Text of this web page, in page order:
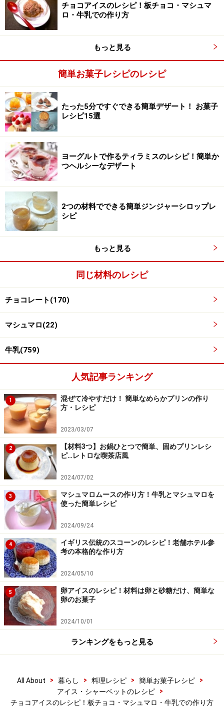
保存容器に入れ、冷やす
保存容器に入れ、あら熱がとれたら冷凍庫に入れ、冷や
します。途中で何度か全体をかき混ぜます。
ワンポイントアドバイス
牛乳の半量を生クリームに替えると、よりリッチな味わ
いのアイスクリームになります。お好みでお試しくださ
いね。
※記事内容は執筆時点のものです。最新の内容をご確認くださ
い。
※衛生面および保存状態に起因して食中毒や体調不良を引き起こ
す場合があります。必ず清潔な状態で、正しい方法で行い、なる
べく早めにお召し上がりください。また、持ち運びの際は保存方
法に注意してください。
【編集部おすすめの購入サイト】
Amazonで人気レシピの書籍をチェック！
楽天市場で人気レシピの書籍をチェック！
チョコアイスのレシピ！板チョコ・マシュマ
ロ・牛乳での作り方
もっと見る
簡単お菓子レシピのレシピ
たった5分ですぐできる簡単デザート！ お菓子
レシピ15選
ヨーグルトで作るティラミスのレシピ！簡単か
つヘルシーなデザート
2つの材料でできる簡単ジンジャーシロップレ
シピ
もっと見る
同じ材料のレシピ
チョコレート(170)
マシュマロ(22)
牛乳(759)
人気記事ランキング
1
混ぜて冷やすだけ！ 簡単なめらかプリンの作り
方・レシピ
2023/03/07
2
【材料3つ】お鍋ひとつで簡単、固めプリンレシ
ピ…レトロな喫茶店風
2024/07/02
3
マシュマロムースの作り方！牛乳とマシュマロを
使った簡単レシピ
2024/09/24
4
イギリス伝統のスコーンのレシピ！老舗ホテル参
考の本格的な作り方
2024/05/10
5
卵アイスのレシピ！材料は卵と砂糖だけ、簡単な
卵のお菓子
2024/10/01
ランキングをもっと見る
All About > 暮らし > 料理レシピ > 簡単お菓子レシピ
>
アイス・シャーベットのレシピ
>
チョコアイスのレシピ！板チョコ・マシュマロ・牛乳での作り方